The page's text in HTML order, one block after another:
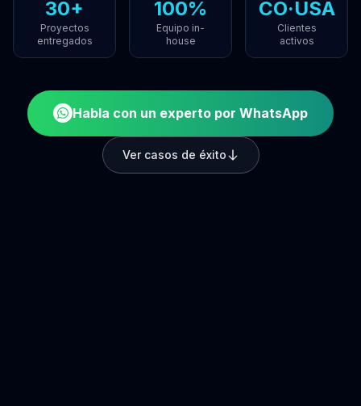
30+
Proyectos
entregados
100%
Equipo in-
house
CO·USA
Clientes
activos
Habla con un experto por WhatsApp
Ver casos de éxito